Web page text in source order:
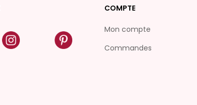
COMPTE
Mon compte
Commandes